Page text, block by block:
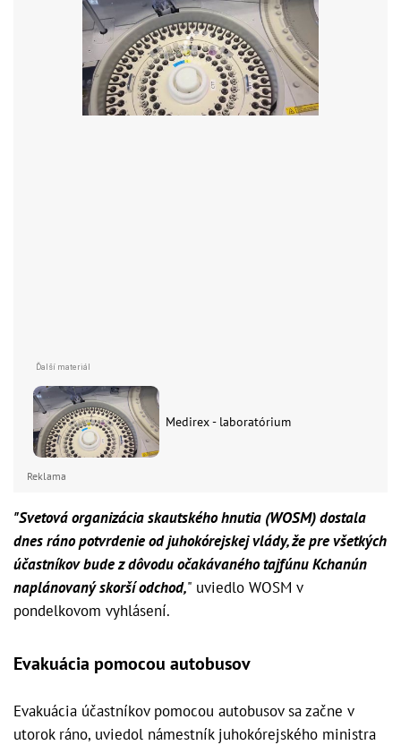
Medirex - laboratórium
Reklama
"Svetová organizácia skautského hnutia (WOSM) dostala
dnes ráno potvrdenie od juhokórejskej vlády, že pre všetkých
účastníkov bude z dôvodu očakávaného tajfúnu Kchanún
naplánovaný skorší odchod," uviedlo WOSM v
pondelkovom vyhlásení.
Evakuácia pomocou autobusov
Evakuácia účastníkov pomocou autobusov sa začne v
utorok ráno, uviedol námestník juhokórejského ministra